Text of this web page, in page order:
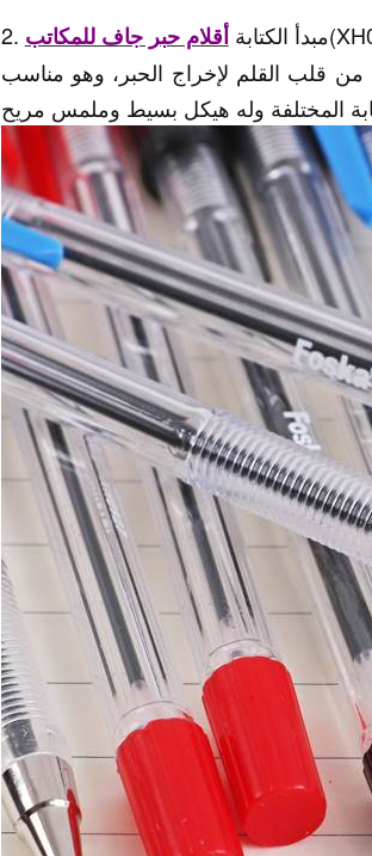
2. مبدأ الكتابةأقلام حبر جاف للمكاتب
من قلب القلم لإخراج الحبر، وهو مناسب